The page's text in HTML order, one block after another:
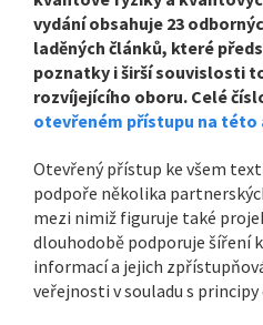
vydání obsahuje 23
laděných článků, které
poznatky i širší souvislosti
rozvíjejícího oboru. Celé
otevřeném přístupu na této
Otevřený přístup ke všem
podpoře několika
mezi nimiž figuruje také
dlouhodobě podporuje šíření
informací a jejich
veřejnosti v souladu s principy